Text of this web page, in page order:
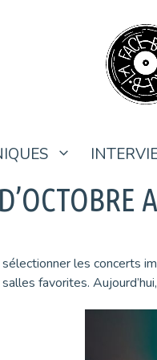
les concerts
favorites.